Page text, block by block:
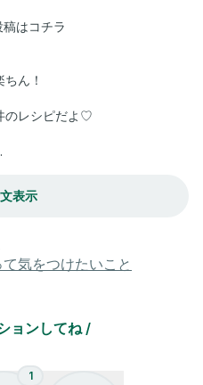
はコチラ
ん！
のレシピだよ♡
表示
気をつけたいこと
ョンしてね /
1